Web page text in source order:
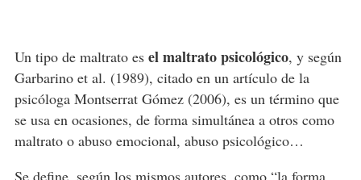
Un tipo de maltrato es el maltrato psicológico, y según
Garbarino et al. (1989), citado en un artículo de la
psicóloga Montserrat Gómez (2006), es un término que
se usa en ocasiones, de forma simultánea a otros como
maltrato o abuso emocional, abuso psicológico…
Se define, según los mismos autores, como “la forma